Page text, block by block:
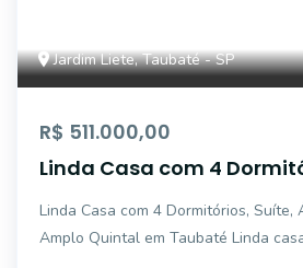
Jardim Liete, Taubaté - SP
R$ 511.000,00
Linda Casa com 4
Taubaté
Linda Casa com 4 Dormitórios, Suíte,
Amplo Quintal em Taubaté Linda casa à venda em